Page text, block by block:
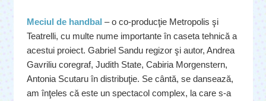
Meciul de handbal – o co-producţie Metropolis şi
Teatrelli, cu multe nume importante în caseta tehnică a
acestui proiect. Gabriel Sandu regizor şi autor, Andrea
Gavriliu coregraf, Judith State, Cabiria Morgenstern,
Antonia Scutaru în distribuţie. Se cântă, se dansează,
am înţeles că este un spectacol complex, la care s-a